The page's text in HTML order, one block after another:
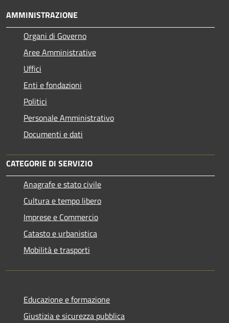
AMMINISTRAZIONE
Organi di Governo
Aree Amministrative
Uffici
Enti e fondazioni
Politici
Personale Amministrativo
Documenti e dati
CATEGORIE DI SERVIZIO
Anagrafe e stato civile
Cultura e tempo libero
Imprese e Commercio
Catasto e urbanistica
Mobilità e trasporti
Educazione e formazione
Giustizia e sicurezza pubblica